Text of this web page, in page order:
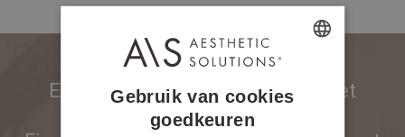
Envie de découvrir nos produits et
services ?
FRENCH
Gebruik van cookies
goedkeuren